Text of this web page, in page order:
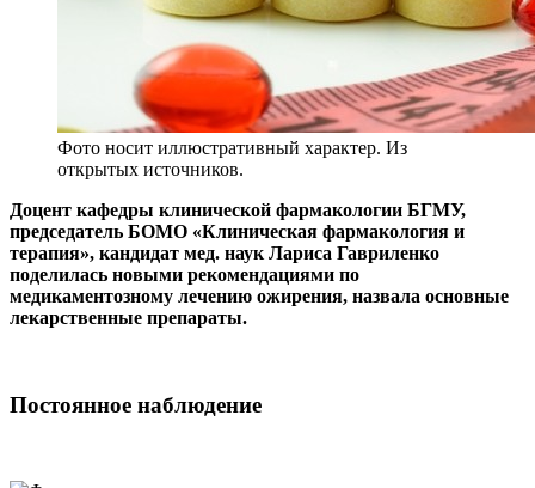
Фото носит иллюстративный характер. Из
открытых источников.
Доцент кафедры клинической фармакологии БГМУ,
председатель БОМО «Клиническая фармакология и
терапия», кандидат мед. наук Лариса Гавриленко
поделилась новыми рекомендациями по
медикаментозному лечению ожирения, назвала основные
лекарственные препараты.
Постоянное наблюдение